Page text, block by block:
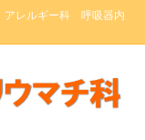
レルギー科 呼吸器内